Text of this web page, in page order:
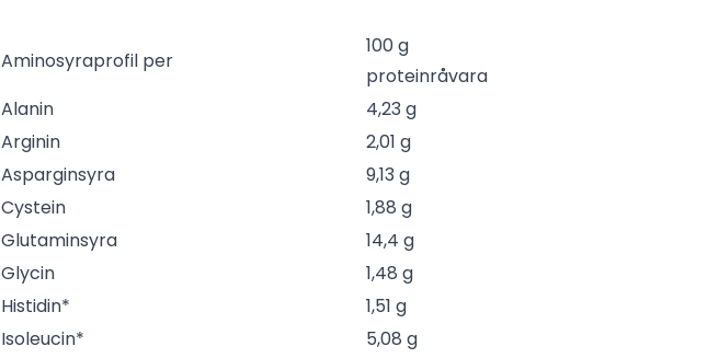
Aminosyraprofil per
100 g
proteinråvara
Alanin
4,23 g
Arginin
2,01 g
Asparginsyra
9,13 g
Cystein
1,88 g
Glutaminsyra
14,4 g
Glycin
1,48 g
Histidin*
1,51 g
Isoleucin*
5,08 g